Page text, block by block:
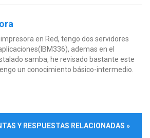
en Red, tengo dos servidores
ademas en el
samba, he revisado bastante este
un conocimiento básico-intermedio.
Y RESPUESTAS RELACIONADAS »